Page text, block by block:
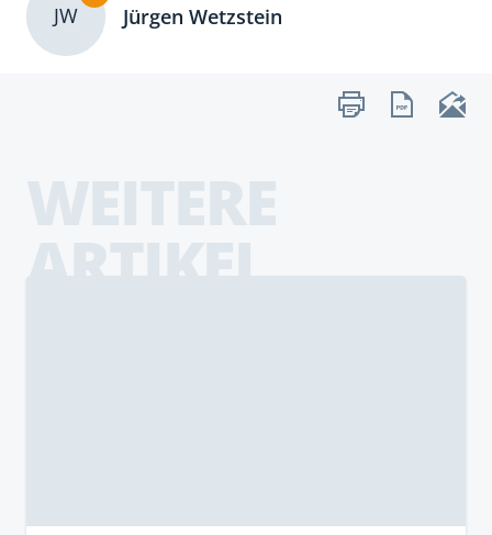
JW Jürgen Wetzstein